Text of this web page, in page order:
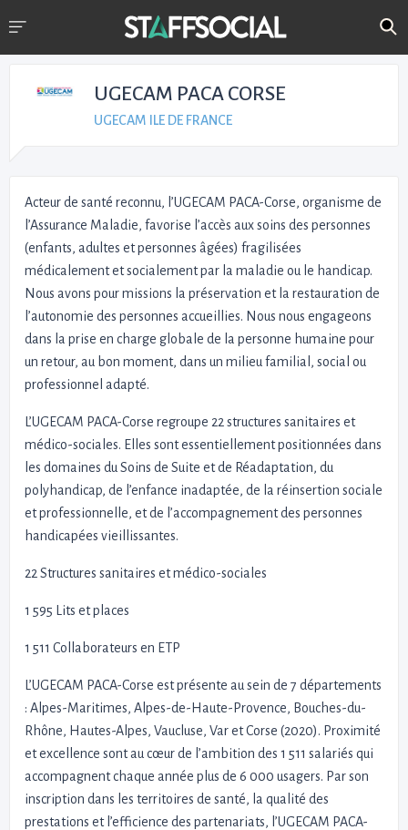
UGECAM PACA CORSE
UGECAM ILE DE FRANCE
Acteur de santé reconnu, l’UGECAM PACA-Corse, organisme de
l’Assurance Maladie, favorise l’accès aux soins des personnes
(enfants, adultes et personnes âgées) fragilisées
médicalement et socialement par la maladie ou le handicap.
Nous avons pour missions la préservation et la restauration de
l’autonomie des personnes accueillies. Nous nous engageons
dans la prise en charge globale de la personne humaine pour
un retour, au bon moment, dans un milieu familial, social ou
professionnel adapté.
L’UGECAM PACA-Corse regroupe 22 structures sanitaires et
médico-sociales. Elles sont essentiellement positionnées dans
les domaines du Soins de Suite et de Réadaptation, du
polyhandicap, de l’enfance inadaptée, de la réinsertion sociale
et professionnelle, et de l’accompagnement des personnes
handicapées vieillissantes.
22 Structures sanitaires et médico-sociales
1 595 Lits et places
1 511 Collaborateurs en ETP
L’UGECAM PACA-Corse est présente au sein de 7 départements
: Alpes-Maritimes, Alpes-de-Haute-Provence, Bouches-du-
Rhône, Hautes-Alpes, Vaucluse, Var et Corse (2020). Proximité
et excellence sont au cœur de l’ambition des 1 511 salariés qui
accompagnent chaque année plus de 6 000 usagers. Par son
inscription dans les territoires de santé, la qualité des
prestations et l’efficience des partenariats, l’UGECAM PACA-